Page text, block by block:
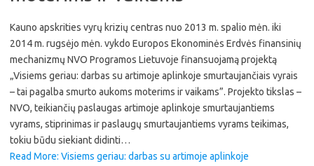
Kauno apskrities vyrų krizių centras nuo 2013 m. spalio mėn. iki
2014 m. rugsėjo mėn. vykdo Europos Ekonominės Erdvės finansinių
mechanizmų NVO Programos Lietuvoje finansuojamą projektą
„Visiems geriau: darbas su artimoje aplinkoje smurtaujančiais vyrais
– tai pagalba smurto aukoms moterims ir vaikams”. Projekto tikslas –
NVO, teikiančių paslaugas artimoje aplinkoje smurtaujantiems
vyrams, stiprinimas ir paslaugų smurtaujantiems vyrams teikimas,
tokiu būdu siekiant didinti…
Read More: Visiems geriau: darbas su artimoje aplinkoje